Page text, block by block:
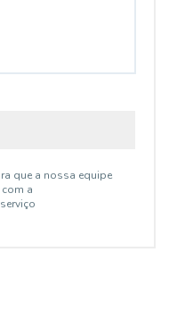
que a nossa equipe
a